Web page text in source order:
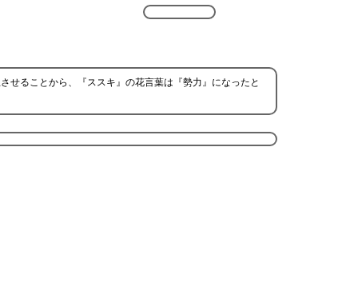
せることから、『ススキ』の花言葉は『勢力』になったと